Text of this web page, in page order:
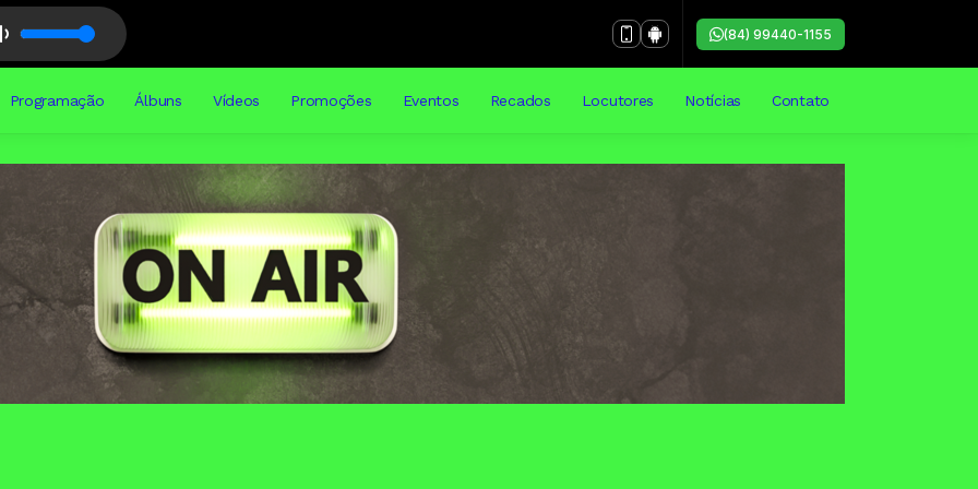
(84) 99440-1155
Programação Álbuns Vídeos Promoções Eventos Recados Locutores Notícias Contato